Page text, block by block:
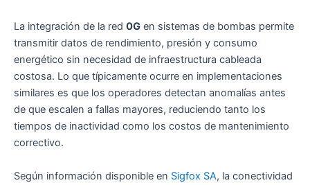
La integración de la red 0G en sistemas de bombas permite
transmitir datos de rendimiento, presión y consumo
energético sin necesidad de infraestructura cableada
costosa. Lo que típicamente ocurre en implementaciones
similares es que los operadores detectan anomalías antes
de que escalen a fallas mayores, reduciendo tanto los
tiempos de inactividad como los costos de mantenimiento
correctivo.
Según información disponible en Sigfox SA, la conectividad